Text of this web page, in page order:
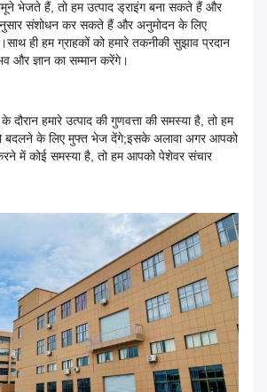
भेजते हैं, तो हम उत्पाद ड्राइंग बना सकते हैं और
संशोधन कर सकते हैं और अनुमोदन के लिए
ही हम ग्राहकों को हमारे तकनीकी सुझाव प्रदान
ज्ञान का सम्मान करेंगे।
दौरान हमारे उत्पाद की गुणवत्ता की समस्या है, तो हम
के लिए मुफ्त भेज देंगे;इसके अलावा अगर आपको
में कोई समस्या है, तो हम आपको पेशेवर संचार